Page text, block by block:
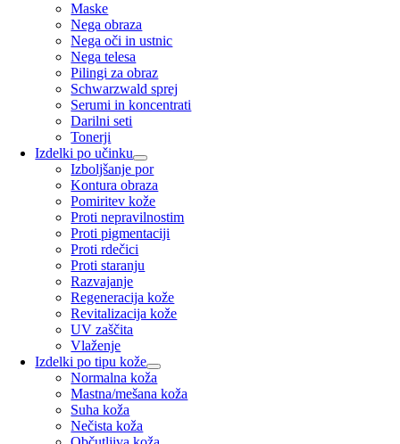
Maske
Nega obraza
Nega oči in ustnic
Nega telesa
Pilingi za obraz
Schwarzwald sprej
Serumi in koncentrati
Darilni seti
Tonerji
Izdelki po učinku
Izboljšanje por
Kontura obraza
Pomiritev kože
Proti nepravilnostim
Proti pigmentaciji
Proti rdečici
Proti staranju
Razvajanje
Regeneracija kože
Revitalizacija kože
UV zaščita
Vlaženje
Izdelki po tipu kože
Normalna koža
Mastna/mešana koža
Suha koža
Nečista koža